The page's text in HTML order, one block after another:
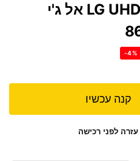
טלוויזיה חכמה 86" LG UHD אל ג'י
-4%
קנה עכשיו
עזרה לפני רכישה